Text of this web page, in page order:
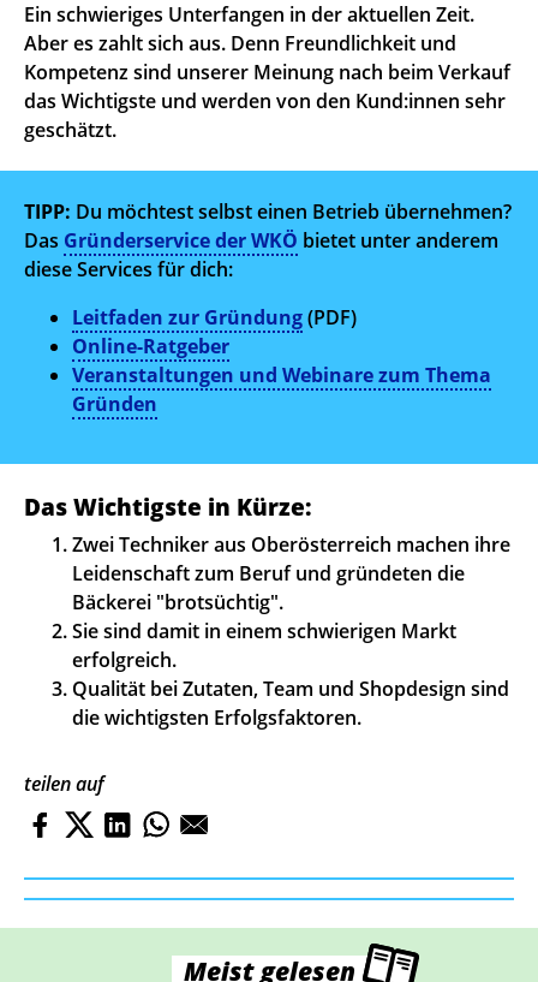
Ein schwieriges Unterfangen in der aktuellen Zeit.
Aber es zahlt sich aus. Denn Freundlichkeit und
Kompetenz sind unserer Meinung nach beim Verkauf
das Wichtigste und werden von den Kund:innen sehr
geschätzt.
TIPP: Du möchtest selbst einen Betrieb übernehmen?
Das Gründerservice der WKÖ bietet unter anderem
diese Services für dich:
Leitfaden zur Gründung(PDF)
Online-Ratgeber
Veranstaltungen und Webinare zum Thema
Gründen
Das Wichtigste in Kürze:
Zwei Techniker aus Oberösterreich machen ihre
Leidenschaft zum Beruf und gründeten die
Bäckerei "brotsüchtig".
Sie sind damit in einem schwierigen Markt
erfolgreich.
Qualität bei Zutaten, Team und Shopdesign sind
die wichtigsten Erfolgsfaktoren.
teilen auf
Meist gelesen